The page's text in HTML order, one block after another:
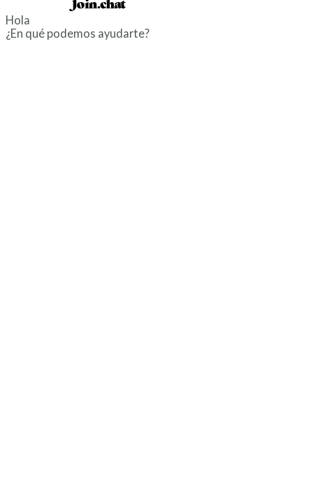
Hola
¿En qué podemos ayudarte?